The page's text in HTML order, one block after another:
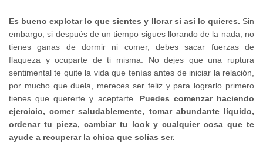
Es bueno explotar lo que sientes y llorar si así lo quieres. Sin
embargo, si después de un tiempo sigues llorando de la nada, no
tienes ganas de dormir ni comer, debes sacar fuerzas de
flaqueza y ocuparte de ti misma. No dejes que una ruptura
sentimental te quite la vida que tenías antes de iniciar la relación,
por mucho que duela, mereces ser feliz y para lograrlo primero
tienes que quererte y aceptarte.
Puedes comenzar haciendo
ejercicio, comer saludablemente, tomar abundante líquido,
ordenar tu pieza, cambiar tu look y cualquier cosa que te
ayude a recuperar la chica que solías ser.